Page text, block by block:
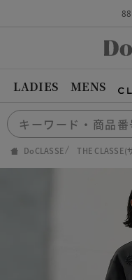
LADIES MENS
DoCLASSE THE CLASSE(